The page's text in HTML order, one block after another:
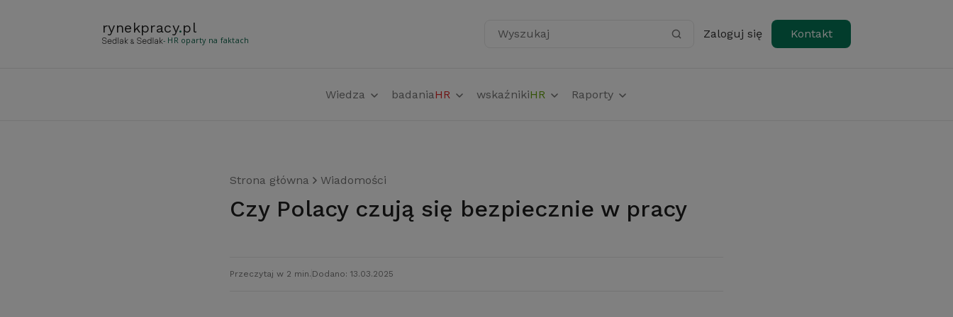
rynekpracy.pl
- HR oparty na faktach Wyszukaj Zaloguj się Kontakt
Wiedza badaniaHR wskaźnikiHR Raporty
Strona główna Wiadomości
Czy Polacy czują się bezpiecznie w pracy
Przeczytaj w 2 min. Dodano: 13.03.2025